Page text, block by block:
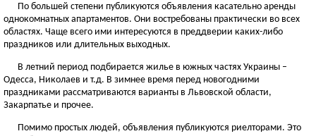
По большей степени публикуются объявления касательно аренды
однокомнатных апартаментов. Они востребованы практически во всех
областях. Чаще всего ими интересуются в преддверии каких-либо
праздников или длительных выходных.
В летний период подбирается жилье в южных частях Украины –
Одесса, Николаев и т.д. В зимнее время перед новогодними
праздниками рассматриваются варианты в Львовской области,
Закарпатье и прочее.
Помимо простых людей, объявления публикуются риелторами. Это